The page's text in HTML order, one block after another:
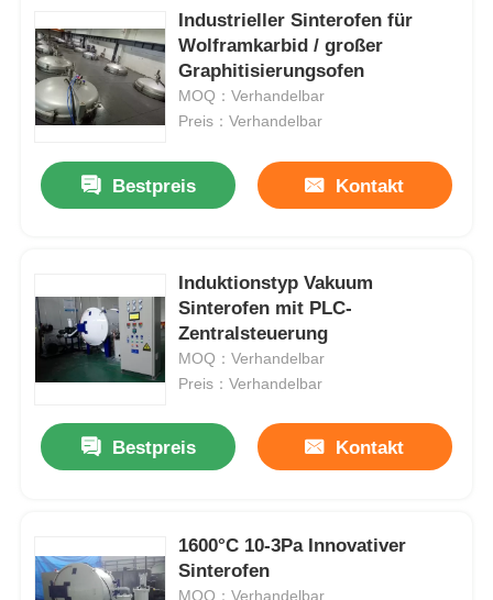
Produkte
VR Show
Über uns
Qualitätskontrolle
Treten Sie mit uns in Verbindung
Nachrichten
Fordern Sie ein Zitat
Industrieller Sinterofen für
Wolframkarbid / großer
Graphitisierungsofen
MOQ：Verhandelbar
Preis：Verhandelbar
Bestpreis Kontakt
Induktionstyp Vakuum
Sinterofen mit PLC-
Zentralsteuerung
MOQ：Verhandelbar
Preis：Verhandelbar
Bestpreis Kontakt
1600°C 10-3Pa Innovativer
Sinterofen
MOQ：Verhandelbar